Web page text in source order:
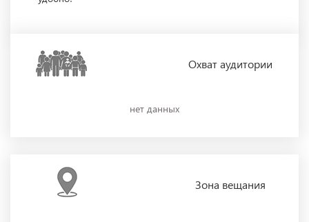
Охватаудитории
нет данных
Зона вещания